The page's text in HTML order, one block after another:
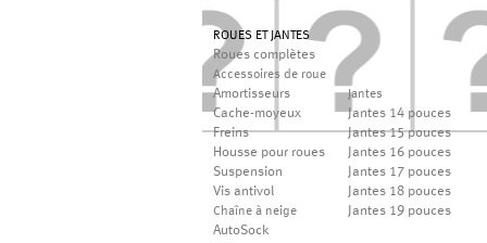
ROUES ET JANTES
Roues complètes
Accessoires de roue
Amortisseurs
Cache-moyeux
Freins
Housse pour roues
Suspension
Vis antivol
Chaîne à neige
AutoSock
Jantes
Jantes 14 pouces
Jantes 15 pouces
Jantes 16 pouces
Jantes 17 pouces
Jantes 18 pouces
Jantes 19 pouces